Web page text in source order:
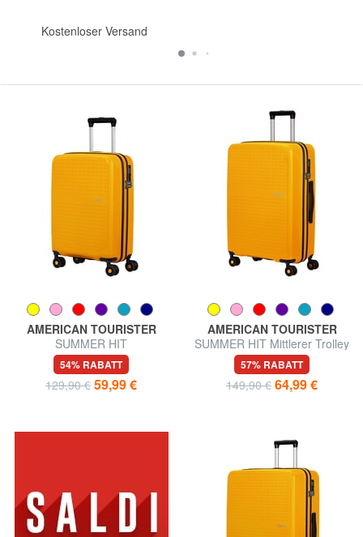
Kostenloser Versand
AMERICAN TOURISTER
SUMMER HIT
Handgepäcktrolley
54% RABATT
129,90 € 59,99 €
AMERICAN TOURISTER
SUMMER HIT Mittlerer Trolley
57% RABATT
149,90 € 64,99 €